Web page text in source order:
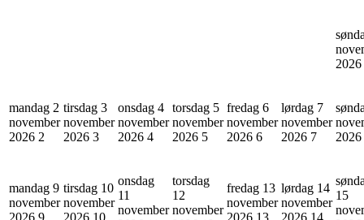
2026
mandag 2
november
2026 2
tirsdag 3
november
2026 3
onsdag 4
november
2026 4
torsdag 5
november
2026 5
fredag 6
november
2026 6
lørdag 7
november
2026 7
2026
mandag 9
november
2026 9
tirsdag 10
november
2026 10
onsdag
11
november
torsdag
12
november
fredag 13
november
2026 13
lørdag 14
november
2026 14
15